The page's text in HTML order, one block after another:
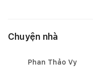
Chuyện nhà
Phan Thảo Vy